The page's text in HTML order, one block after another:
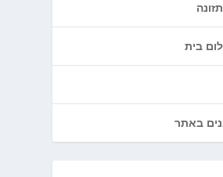
בית
באתר